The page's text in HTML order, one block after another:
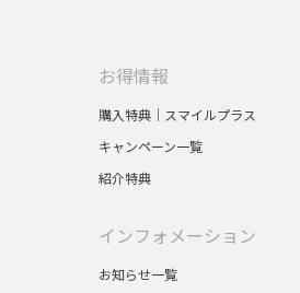
お得情報
購入特典｜スマイルプラス
キャンペーン一覧
紹介特典
インフォメーション
お知らせ一覧